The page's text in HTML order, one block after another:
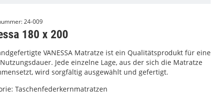
24-009
180 x 200
VANESSA Matratze ist ein Qualitätsprodukt für eine
Jede einzelne Lage, aus der sich die Matratze
wird sorgfältig ausgewählt und gefertigt.
Taschenfederkernmatratzen